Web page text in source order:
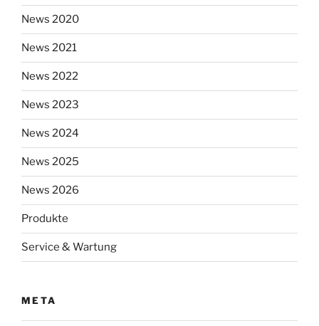
News 2020
News 2021
News 2022
News 2023
News 2024
News 2025
News 2026
Produkte
Service & Wartung
META